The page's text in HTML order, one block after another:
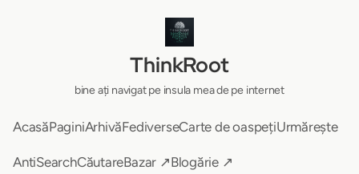
ThinkRoot
bine ați navigat pe insula mea de pe internet
AcasăPaginiArhivăFediverseCarte de oaspețiUrmărește
AntiSearchCăutareBazar ↗Blogărie ↗